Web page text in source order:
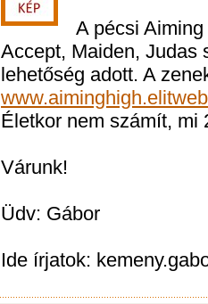
A pécsi
Accept, Maiden, Judas
lehetőség adott. A
Életkor nem számít, mi
Várunk!
Üdv: Gábor
Ide írjatok: